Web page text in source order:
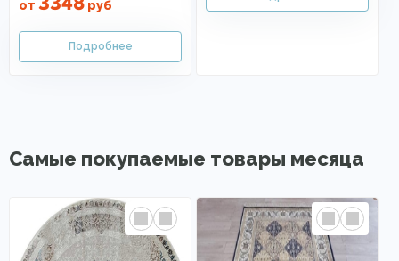
от руб
Самые покупаемые товары месяца